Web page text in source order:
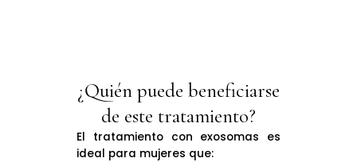
¿Quién puede beneficiarse
de este tratamiento?
El tratamiento con exosomas es
ideal para mujeres que: